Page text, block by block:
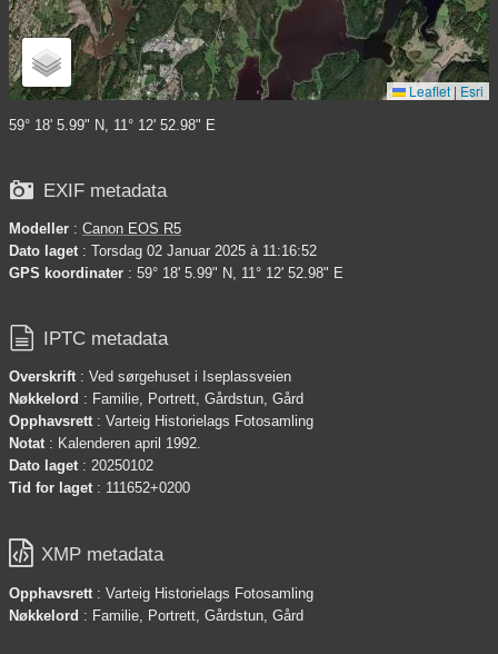
Leaflet | Esri
59° 18' 5.99" N, 11° 12' 52.98" E
 EXIF metadata
Modeller : Canon EOS R5
Dato laget: Torsdag 02 Januar 2025 à 11:16:52
GPS koordinater : 59° 18' 5.99" N, 11° 12' 52.98" E
 IPTC metadata
Overskrift: Ved sørgehuset i Iseplassveien
Nøkkelord : Familie, Portrett, Gårdstun, Gård
Opphavsrett: Varteig Historielags Fotosamling
Notat: Kalenderen april 1992.
Dato laget: 20250102
Tid for laget: 111652+0200
 XMP metadata
Opphavsrett: Varteig Historielags Fotosamling
Nøkkelord : Familie, Portrett, Gårdstun, Gård